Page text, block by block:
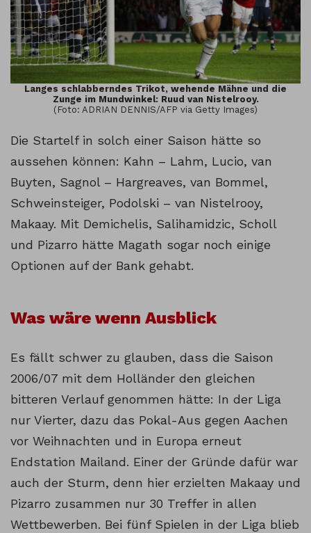
Langes schlabberndes Trikot, wehende Mähne und die
Zunge im Mundwinkel: Ruud van Nistelrooy.
(Foto: ADRIAN DENNIS/AFP via Getty Images)
Die Startelf in solch einer Saison hätte so
aussehen können: Kahn – Lahm, Lucio, van
Buyten, Sagnol – Hargreaves, van Bommel,
Schweinsteiger, Podolski – van Nistelrooy,
Makaay. Mit Demichelis, Salihamidzic, Scholl
und Pizarro hätte Magath sogar noch einige
Optionen auf der Bank gehabt.
Was wäre wenn Ausblick
Es fällt schwer zu glauben, dass die Saison
2006/07 mit dem Holländer den gleichen
bitteren Verlauf genommen hätte: In der Liga
nur Vierter, dazu das Pokal-Aus gegen Aachen
vor Weihnachten und in Europa erneut
Endstation Mailand. Einer der Gründe dafür war
auch der Sturm, denn hier erzielten Makaay und
Pizarro zusammen nur 30 Treffer in allen
Wettbewerben. Bei fünf Spielen in der Liga blieb